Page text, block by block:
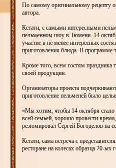
По самому оригинальному рецепту
автора.
Кстати, с самыми интересными
пельменном шоу в Тюмени. 14
участие в не менее интересных
приготовления блюда. В программе
Кроме того, всем гостям праздника
своей продукции.
Организаторы проекта
приготовление пельменей было
«Мы хотим, чтобы 14 октября стало
всей семьей, хорошо провести
резюмировал Сергей Богоделов на
Кстати, сама встреча с
ресторане на колесах образца 70-